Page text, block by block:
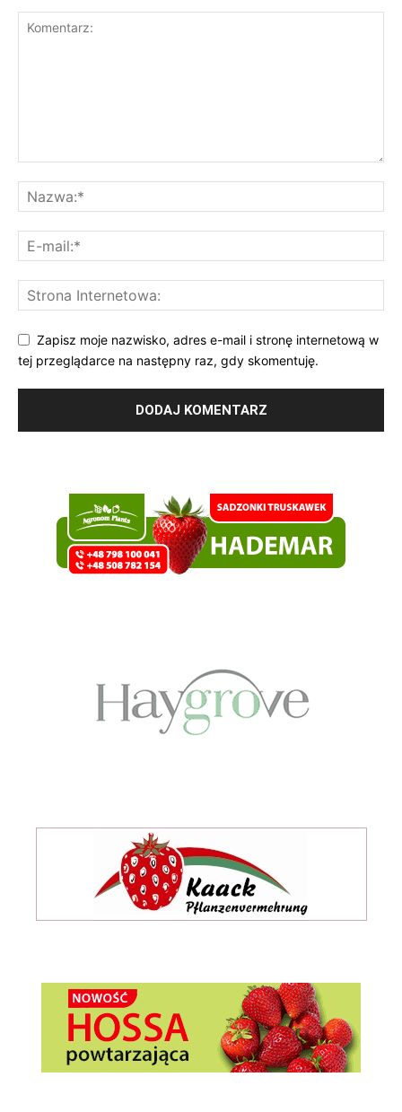
Zapisz moje nazwisko, adres e-mail i stronę internetową w
tej przeglądarce na następny raz, gdy skomentuję.